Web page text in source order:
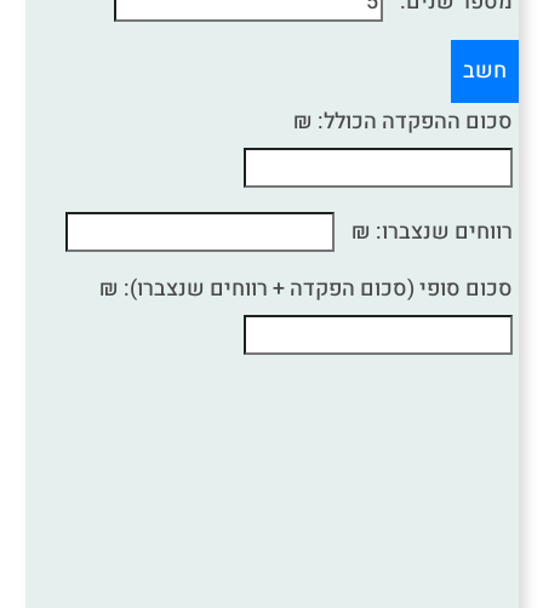
חשב
סכום ההפקדה הכולל: ₪
רווחים שנצברו: ₪
סכום סופי (סכום הפקדה + רווחים שנצברו): ₪